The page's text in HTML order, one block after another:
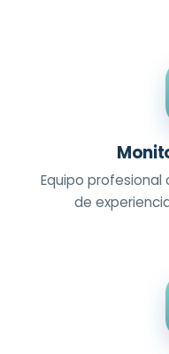
Equipo profesional
de